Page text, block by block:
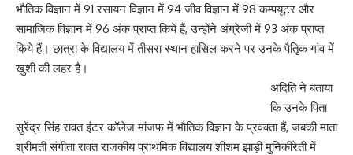
भौतिक विज्ञान में 91 रसायन विज्ञान में 94 जीव विज्ञान में 98 कम्पयूटर और
सामाजिक विज्ञान में 96 अंक प्राप्त किये हैं, उन्होंने अंग्रेजी में 93 अंक प्राप्त
किये हैं। छात्रा के विद्यालय में तीसरा स्थान हासिल करने पर उनके पैतृिक गांव में
खुशी की लहर है।
अदिति ने बताया
कि उनके पिता
सुरेंद्र सिंह रावत इंटर कॉलेज मांजफ में भौतिक विज्ञान के प्रवक्ता हैं, जबकी माता
श्रीमती संगीता रावत राजकीय प्राथमिक विद्यालय शीशम झाड़ी मुनिकीरेती में